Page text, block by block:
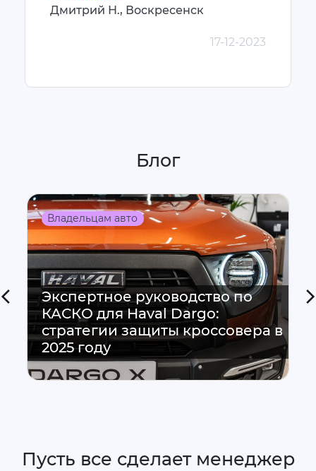
Дмитрий Н., Воскресенск
17-12-2023
Блог
Владельцам авто
Экспертное руководство по
КАСКО для Haval Dargo:
стратегии защиты кроссовера в
2025 году
Пусть все сделает менеджер